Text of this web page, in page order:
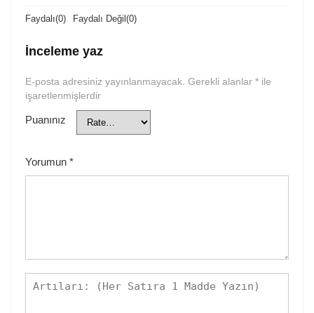
Faydalı(0) Faydalı Değil (0)
İnceleme yaz
E-posta adresiniz yayınlanmayacak. Gerekli alanlar * ile
işaretlenmişlerdir
Puanınız
Yorumun *